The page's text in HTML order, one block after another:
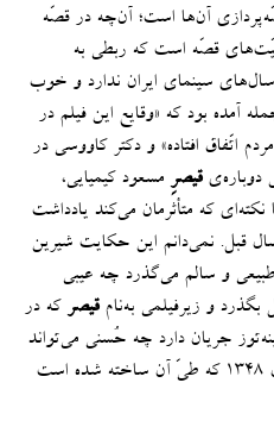
آن‌ها است؛ آن‌چه در قصّه
قصّه است که ربطی به
سینمای ایران ندارد و خوب
آمده بود که «وقایع این فیلم در
اتّفاق افتاده»و دکتر کاووسی در
دوباره‌یقیصرِ مسعود کیمیایی،
نکته‌ای که متأثرمان می‌کند یادداشت
قبل. نمی‌دانم این حکایت شیرین
و سالم می‌گذرد چه عیبی
بگذرد و زیرفیلمی به‌نامقیصر که در
جریان دارد چه حُسنی می‌تواند
داشته باشد که داستانش در همین سال ۱۳۴۸ که طیّ آن ساخته شده است